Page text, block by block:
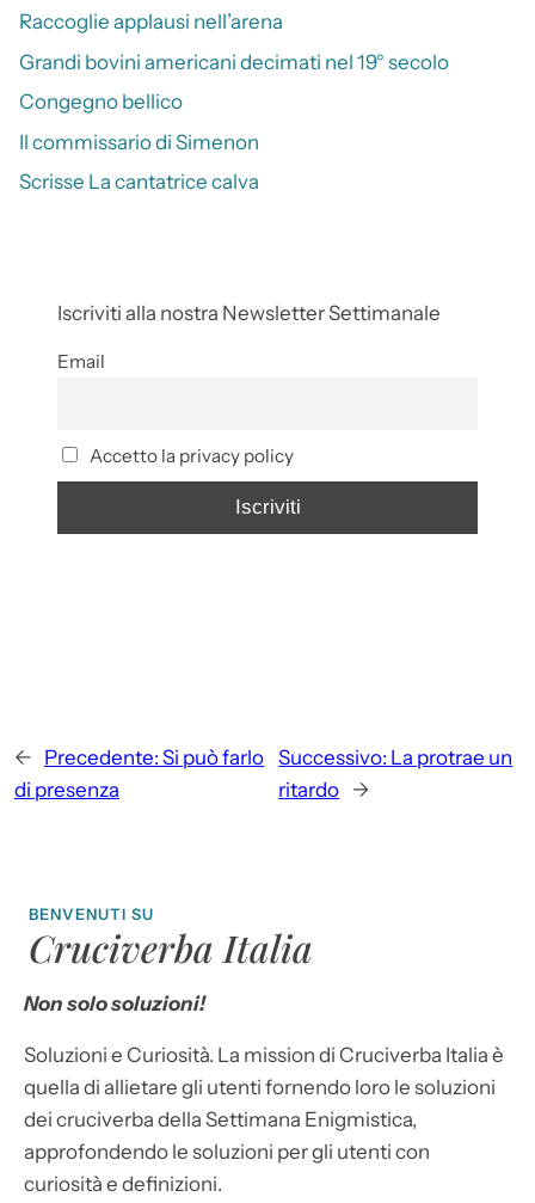
Raccoglie applausi nell’arena
Grandi bovini americani decimati nel 19° secolo
Congegno bellico
Il commissario di Simenon
Scrisse La cantatrice calva
Iscriviti alla nostra Newsletter Settimanale
Email
Accetto la privacy policy
← Precedente: Si può farlo
di presenza
Successivo: La protrae un
ritardo →
BENVENUTI SU
Cruciverba Italia
Non solo soluzioni!
Soluzioni e Curiosità. La mission di Cruciverba Italia è
quella di allietare gli utenti fornendo loro le soluzioni
dei cruciverba della Settimana Enigmistica,
approfondendo le soluzioni per gli utenti con
curiosità e definizioni.